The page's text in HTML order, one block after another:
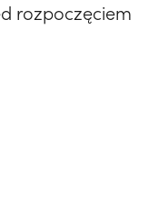
rozpoczęciem